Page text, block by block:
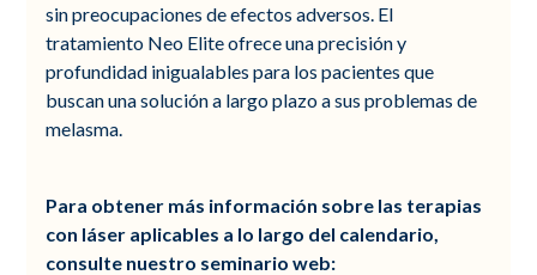
sin preocupaciones de efectos adversos. El
tratamiento Neo Elite ofrece una precisión y
profundidad inigualables para los pacientes que
buscan una solución a largo plazo a sus problemas de
melasma.
Para obtener más información sobre las terapias
con láser aplicables a lo largo del calendario,
consulte nuestro seminario web: